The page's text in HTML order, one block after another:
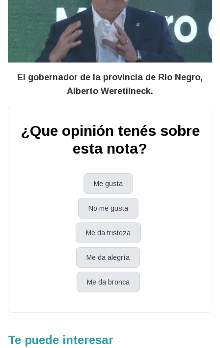
El gobernador de la provincia de Río Negro,
Alberto Weretilneck.
¿Que opinión tenés sobre
esta nota?
Me gusta
No me gusta
Me da tristeza
Me da alegría
Me da bronca
Te puede interesar